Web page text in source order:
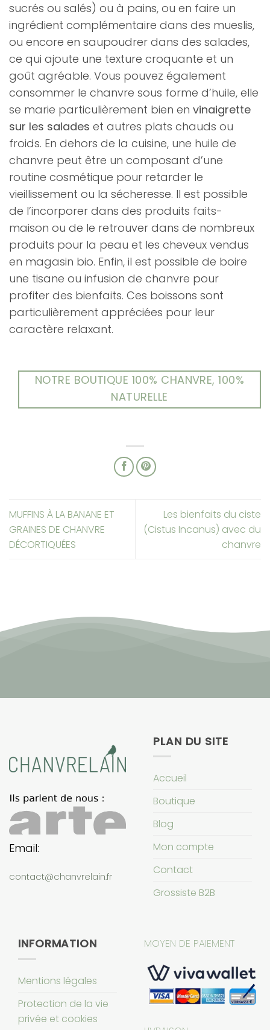
sucrés ou salés) ou à pains, ou en faire un
ingrédient complémentaire dans des mueslis,
ou encore en saupoudrer dans des salades,
ce qui ajoute une texture croquante et un
goût agréable. Vous pouvez également
consommer le chanvre sous forme d’huile, elle
se marie particulièrement bien en vinaigrette
sur les salades et autres plats chauds ou
froids. En dehors de la cuisine, une huile de
chanvre peut être un composant d’une
routine cosmétique pour retarder le
vieillissement ou la sécheresse. Il est possible
de l’incorporer dans des produits faits-
maison ou de le retrouver dans de nombreux
produits pour la peau et les cheveux vendus
en magasin bio. Enfin, il est possible de boire
une tisane ou infusion de chanvre pour
profiter des bienfaits. Ces boissons sont
particulièrement appréciées pour leur
caractère relaxant.
NOTRE BOUTIQUE 100% CHANVRE, 100%
NATURELLE
MUFFINS À LA BANANE ET
GRAINES DE CHANVRE
DÉCORTIQUÉES
Les bienfaits du ciste
(Cistus Incanus) avec du
chanvre
Email:
contact@chanvrelain.fr
PLAN DU SITE
Accueil
Boutique
Blog
Mon compte
Contact
Grossiste B2B
INFORMATION
Mentions légales
Protection de la vie
privée et cookies
MOYEN DE PAIEMENT